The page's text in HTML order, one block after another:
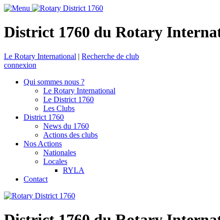
District 1760 du Rotary
Le Rotary International | Recherche de club
connexion
Qui sommes nous ?
Le Rotary International
Le District 1760
Les Clubs
District 1760
News du 1760
Actions des clubs
Nos Actions
Nationales
Locales
RYLA
Contact